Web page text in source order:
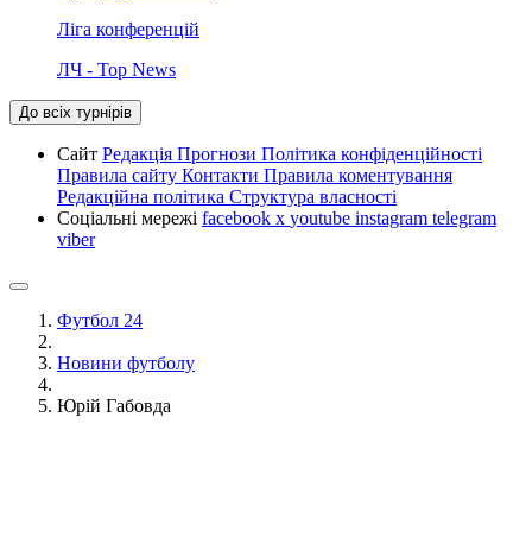
Ліга конференцій
ЛЧ - Top News
До всіх турнірів
Сайт Редакція Прогнози Політика конфіденційності
Правила сайту Контакти Правила коментування
Редакційна політика Структура власності
Соціальні мережі facebook x youtube instagram telegram
viber
Футбол 24
Новини футболу
Юрій Габовда